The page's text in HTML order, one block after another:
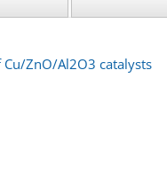
ZnO/Al2O3 catalysts